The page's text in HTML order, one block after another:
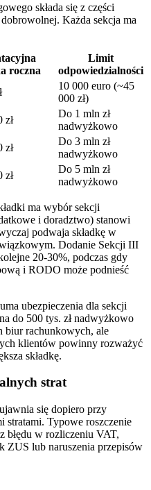
składa się z części
Każda sekcja ma
roczna
Limit
odpowiedzialności
10 000 euro (~45
000 zł)
zł
Do 1 mln zł
nadwyżkowo
zł
Do 3 mln zł
nadwyżkowo
zł
Do 5 mln zł
nadwyżkowo
ma wybór sekcji
i doradztwo) stanowi
podwaja składkę w
Dodanie Sekcji III
20-30%, podczas gdy
i RODO może podnieść
ubezpieczenia dla sekcji
do 500 tys. zł nadwyżkowo
biur rachunkowych, ale
klientów powinny rozważyć
składkę.
strat
się dopiero przy
stratami. Typowe roszczenie
błędu w rozliczeniu VAT,
ZUS lub naruszenia przepisów